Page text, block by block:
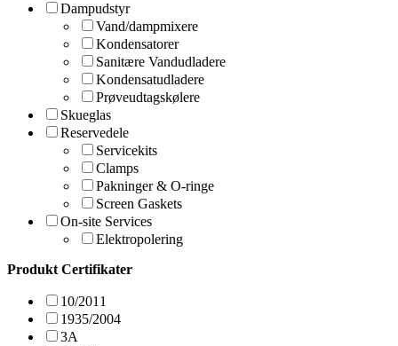
Dampudstyr
Vand/dampmixere
Kondensatorer
Sanitære Vandudladere
Kondensatudladere
Prøveudtagskølere
Skueglas
Reservedele
Servicekits
Clamps
Pakninger & O-ringe
Screen Gaskets
On-site Services
Elektropolering
Produkt Certifikater
10/2011
1935/2004
3A